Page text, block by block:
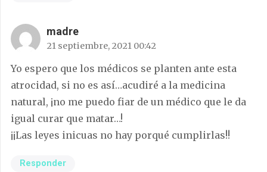
madre
21 septiembre, 2021 00:42
Yo espero que los médicos se planten ante esta
atrocidad, si no es así…acudiré a la medicina
natural, ¡no me puedo fiar de un médico que le da
igual curar que matar…!
¡¡Las leyes inicuas no hay porqué cumplirlas!!
Responder